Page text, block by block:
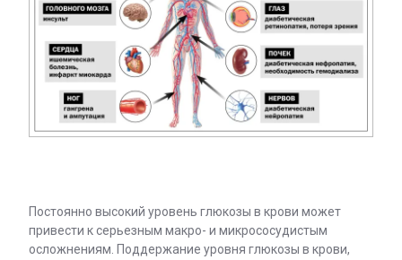
Постоянно высокий уровень глюкозы в крови может
привести к серьезным макро- и микрососудистым
осложнениям. Поддержание уровня глюкозы в крови,